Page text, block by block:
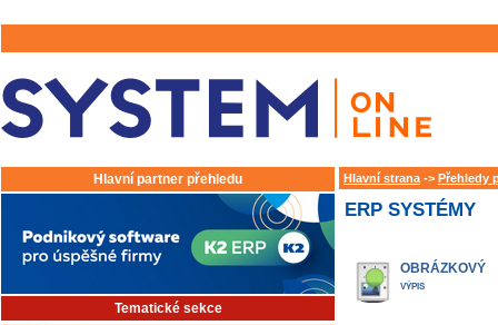
Hlavní partner přehledu
Tematické sekce
Hlavní strana -> Přehledy
ERP SYSTÉMY
OBRÁZKOVÝ
VÝPIS